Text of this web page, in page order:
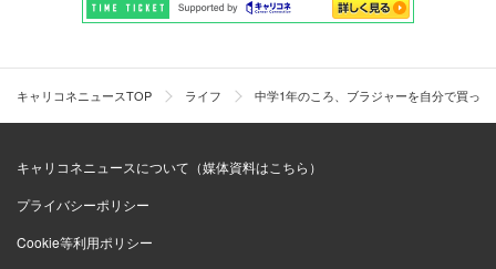
キャリコネニュースTOP ライフ 中学1年のころ、ブラジャーを自分で買っ
キャリコネニュースについて（媒体資料はこちら）
プライバシーポリシー
Cookie等利用ポリシー